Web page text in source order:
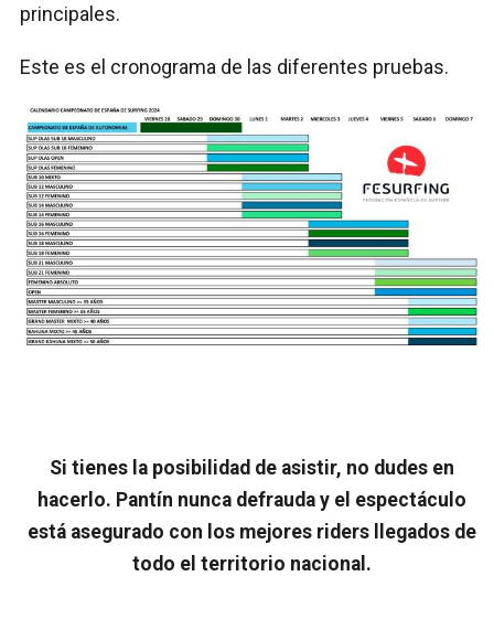
principales.
Este es el cronograma de las diferentes pruebas.
Si tienes la posibilidad de asistir, no dudes en
hacerlo. Pantín nunca defrauda y el espectáculo
está asegurado con los mejores riders llegados de
todo el territorio nacional.